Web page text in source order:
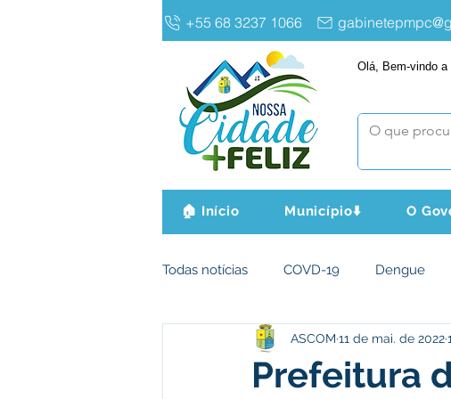
+55 68 3237 1066
Olá, Bem-vindo
🏠 Início Município⬇️ O
Todas notícias COVD-19 Dengue
Infraestrutura e Obras Agricultura e
Prefeitura
ASCOM 11 de mai. de 2022